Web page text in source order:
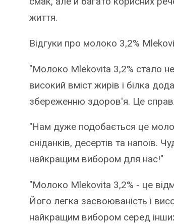
життя.
Відгуки про молоко 3,2%
"Молоко Mlekovita 3,2% стало
високий вміст жирів і білка
збереженню здоров'я. Це
"Нам дуже подобається це
сніданків, десертів та напоїв.
найкращим вибором для нас!"
"Молоко Mlekovita 3,2% - це
Його легка засвоюваність і
найкращим вибором серед